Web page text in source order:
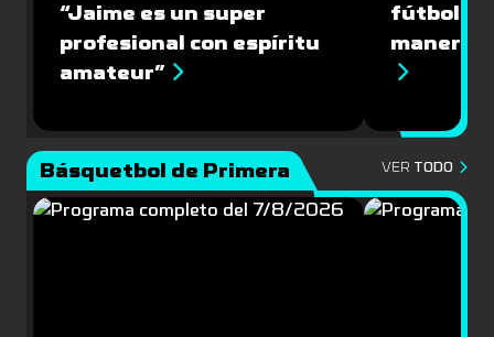
“Jaime es un super
profesional con espíritu
amateur”
fútbol
manera
Básquetbol de Primera VER TODO